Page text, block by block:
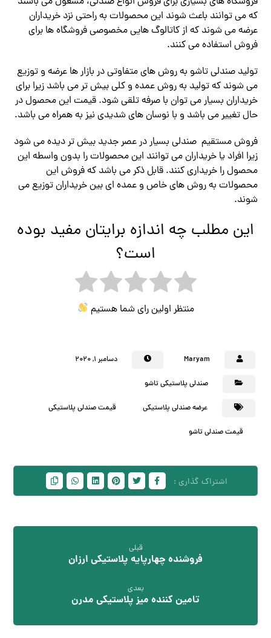
که می توانند باعث شوند این محصولات به راحتی نزد خریداران
عرضه می شوند که از کاتالوگ هایی مخصوصی فروشگاه ها برای
فروش استفاده می کنند.
تولید صندلی تاشو به روش های متفاوتی در بازار ها عرضه و توزیع
می شوند که تولید به روش عمده و کلی بیش تر می باشد زیرا برای
خریداران بسیار می توان با صرفه تلقی شود. قیمت این محصول در
حال تغییر می باشد و با نوسان های شدیدی نیز به همراه می باشد.
فروش مستقیم صندلی بسیار در عصر جدید بیش تر دیده می شود
زیرا افراد یا خریداران می توانند این محصولات را بدون واسطه این
محصول را خریداری کنند. قابل ذکر می باشد که فروش این
محصولات به روش های خاص و عمده ای بین خریداران توزیع می
شوند.
این مطلب چه اندازه برایتان مفید بوده
است؟
منتظر اولین رای شما هستیم
Maryam دسامبر ۱, ۲۰۲۰
صندلی پلاستیکی تاشو
عرضه صندلی پلاستیکی قیمت صندلی پلاستیکی
قیمت صندلی تاشو
قبلی
فروشنده چهارپایه پلاستیکی ارزان
بعدی
تامین کننده میز پلاستیکی مدرن